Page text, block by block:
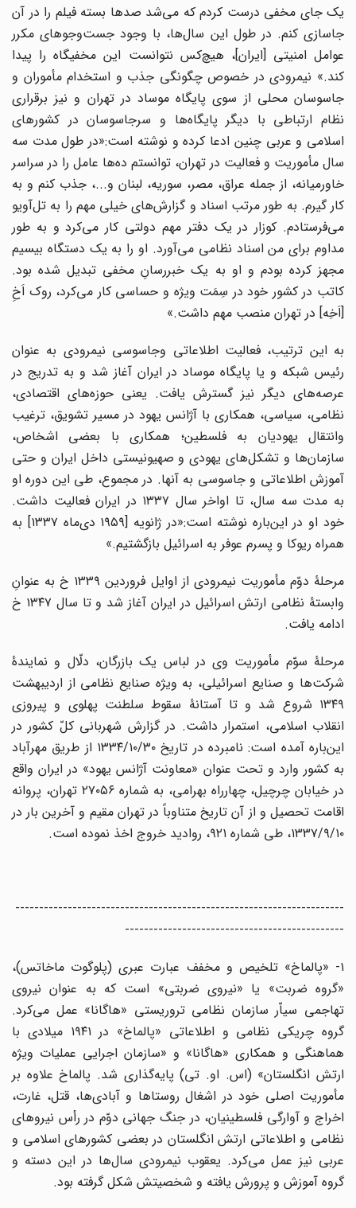
یک جای مخفی درست کردم که می‌شد صدها بسته فیلم را در آن
جاسازی کنم. در طول این سال‌ها، با وجود جست‌وجوهای مکرر
عوامل امنیتی [ایران]، هیچ‌کس نتوانست این مخفیگاه را پیدا
کند.» نیمرودی در خصوص چگونگی جذب و استخدام مأموران و
جاسوسان محلی از سوی پایگاه موساد در تهران و نیز برقراری
نظام ارتباطی با دیگر پایگاه‌ها و سرجاسوسان در کشورهای
اسلامی و عربی چنین ادعا کرده و نوشته است:«در طول مدت سه
سال مأموریت و فعالیت در تهران، توانستم ده‌ها عامل را در سراسر
خاورمیانه، از جمله عراق، مصر، سوریه، لبنان و...، جذب کنم و به
کار گیرم. به طور مرتب اسناد و گزارش‌های خیلی مهم را به تل‌آویو
می‌فرستادم. کوزار در یک دفتر مهم دولتی کار می‌کرد و به طور
مداوم برای من اسناد نظامی می‌آورد. او را به یک دستگاه بیسیم
مجهز کرده بودم و او به یک خبررسانِ مخفی تبدیل شده بود.
کاتب در کشور خود در سِمَت ویژه و حساسی کار می‌کرد، روک اَخِ
[اَخِه] در تهران منصب مهم داشت.»
به این ترتیب، فعالیت اطلاعاتی وجاسوسی نیمرودی به عنوان
رئیس شبکه و یا پایگاه موساد در ایران آغاز شد و به تدریج در
عرصه‌های دیگر نیز گسترش یافت. یعنی حوزه‌های اقتصادی،
نظامی، سیاسی، همکاری با آژانس یهود در مسیر تشویق، ترغیب
وانتقال یهودیان به فلسطین؛ همکاری با بعضی اشخاص،
سازمان‌ها و تشکل‌های یهودی و صهیونیستی داخل ایران و حتی
آموزش اطلاعاتی و جاسوسی به آنها. در مجموع، طی این دوره او
به مدت سه سال، تا اواخر سال ۱۳۳۷ در ایران فعالیت داشت.
خود او در این‌باره نوشته است:«در ژانویه [۱۹۵۹ دی‌ماه ۱۳۳۷] به
همراه ریوکا و پسرم عوفر به اسرائیل بازگشتیم.»
مرحلۀ دوّم مأموریت نیمرودی از اوایل فروردین ۱۳۳۹ خ به عنوانِ
وابستۀ نظامی ارتش اسرائیل در ایران آغاز شد و تا سال ۱۳۴۷ خ
ادامه یافت.
مرحلۀ سوّم مأموریت وی در لباس یک بازرگان، دلّال و نمایندۀ
شرکت‌ها و صنایع اسرائیلی، به ویژه صنایع نظامی از اردیبهشت
۱۳۴۹ شروع شد و تا آستانۀ سقوط سلطنت پهلوی و پیروزی
انقلاب اسلامی، استمرار داشت. در گزارش شهربانی کلّ کشور در
این‌باره آمده است: نامبرده در تاریخ ۱۳۳۴/۱۰/۳۰ از طریق مهرآباد
به کشور وارد و تحت عنوان «معاونت آژانس یهود» در ایران واقع
در خیابان چرچیل، چهارراه بهرامی، به شماره ۲۷۰۵۶ تهران، پروانه
اقامت تحصیل و از آن تاریخ متناوباً در تهران مقیم و آخرین بار در
۱۳۳۷/۹/۱۰، طی شماره ۹۲۱، روادید خروج اخذ نموده است.
---------------------------------------------------------------------
----------------------------------------------
۱- «پالماخ» تلخیص و مخفف عبارت عبری (پلوگوت ماخاتس)،
«گروه ضربت» یا «نیروی ضربتی» است که به عنوان نیروی
تهاجمی سیاّر سازمان نظامی تروریستی «هاگانا» عمل می‌کرد.
گروه چریکی نظامی و اطلاعاتی «پالماخ» در ۱۹۴۱ میلادی با
هماهنگی و همکاری «هاگانا» و «سازمان اجرایی عملیات ویژه
ارتش انگلستان» (اس. او. تی) پایه‌گذاری شد. پالماخ علاوه بر
مأموریت اصلی خود در اشغال روستاها و آبادی‌ها، قتل، غارت،
اخراج و آوارگی فلسطینیان، در جنگ جهانی دوّم در رأس نیروهای
نظامی و اطلاعاتی ارتش انگلستان در بعضی کشورهای اسلامی و
عربی نیز عمل می‌کرد. یعقوب نیمرودی سال‌ها در این دسته و
گروه آموزش و پرورش یافته و شخصیتش شکل گرفته بود.